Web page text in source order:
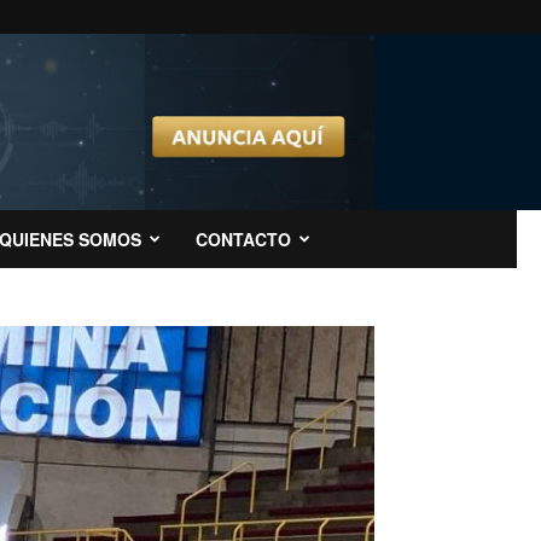
QUIENES SOMOS CONTACTO